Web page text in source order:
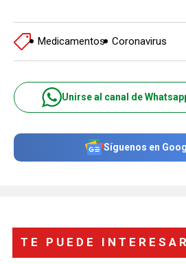
Medicamentos Coronavirus
Unirse al canal de
Síguenos en
TE PUEDE INTERESAR